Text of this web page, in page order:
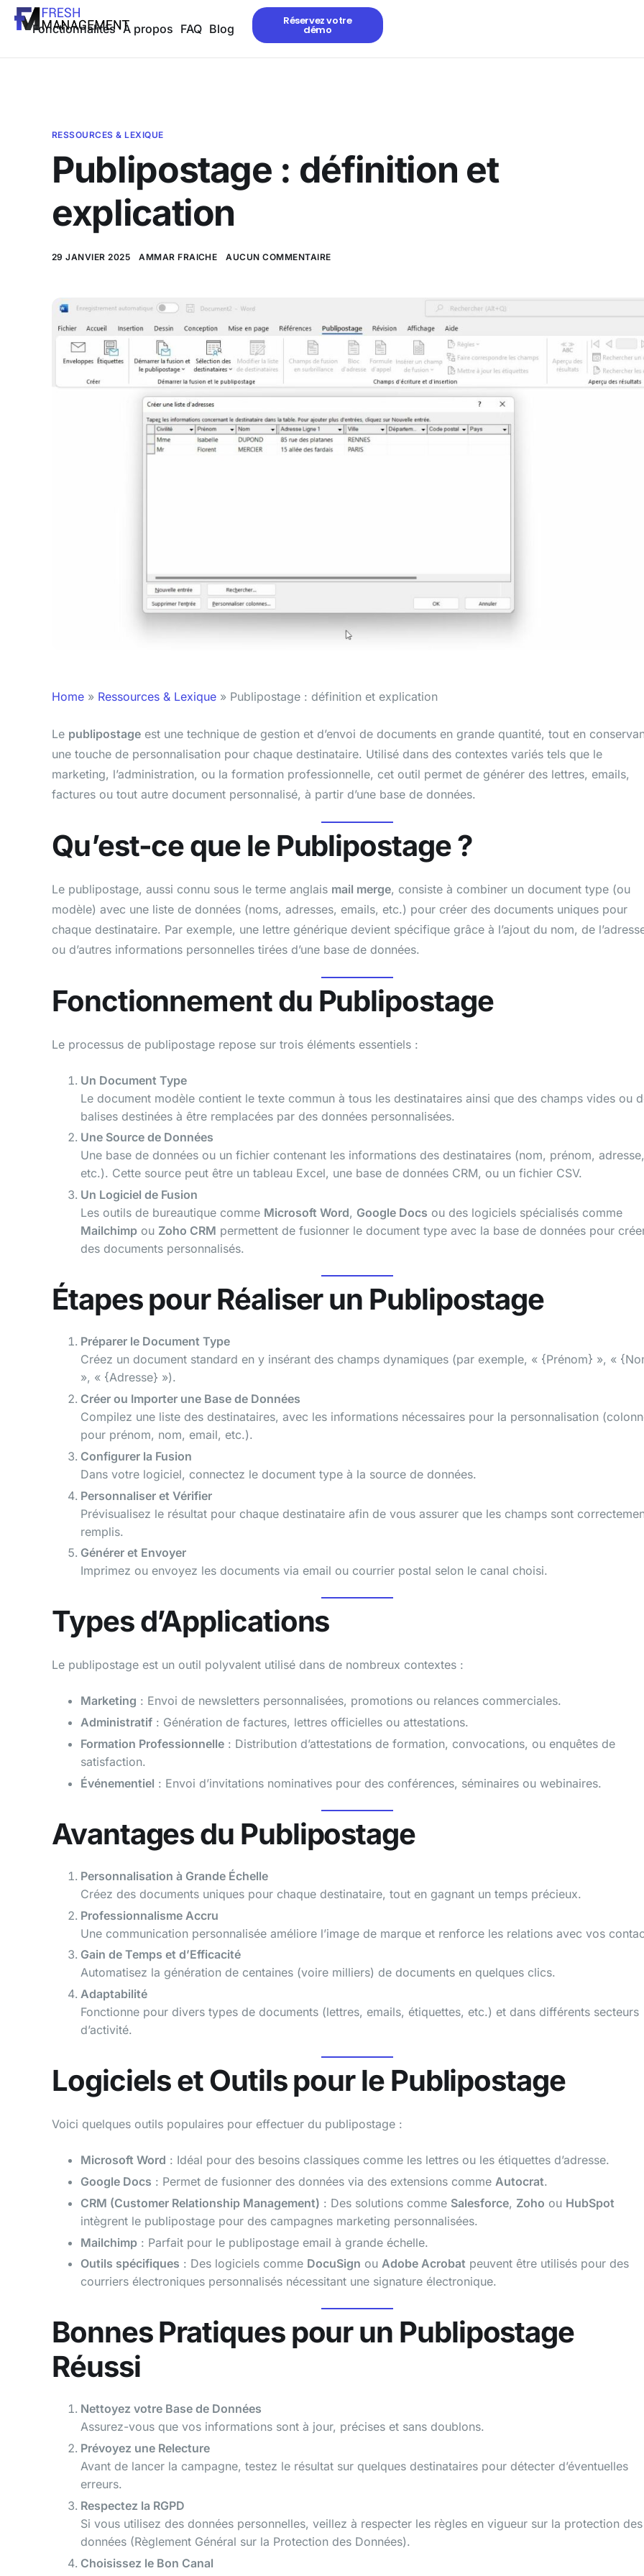
Fonctionnalités À propos FAQ Blog
Réservez votre
démo
RESSOURCES & LEXIQUE
Publipostage : définition et
explication
29 JANVIER 2025 AMMAR FRAICHE AUCUN COMMENTAIRE
Home » Ressources & Lexique » Publipostage : définition et explication
Le publipostage est une technique de gestion et d’envoi de documents en grande quantité, tout en
une touche de personnalisation pour chaque destinataire. Utilisé dans des contextes variés tels que le
marketing, l’administration, ou la formation professionnelle, cet outil permet de générer des lettres, emails,
factures ou tout autre document personnalisé, à partir d’une base de données.
Qu’est-ce que le Publipostage ?
Le publipostage, aussi connu sous le terme anglais mail merge, consiste à combiner un document type (ou
modèle) avec une liste de données (noms, adresses, emails, etc.) pour créer des documents uniques pour
chaque destinataire. Par exemple, une lettre générique devient spécifique grâce à l’ajout du nom, de
ou d’autres informations personnelles tirées d’une base de données.
Fonctionnement du Publipostage
Le processus de publipostage repose sur trois éléments essentiels :
Un Document Type
Le document modèle contient le texte commun à tous les destinataires ainsi que des champs vides ou
balises destinées à être remplacées par des données personnalisées.
Une Source de Données
Une base de données ou un fichier contenant les informations des destinataires (nom, prénom, adresse,
etc.). Cette source peut être un tableau Excel, une base de données CRM, ou un fichier CSV.
Un Logiciel de Fusion
Les outils de bureautique comme Microsoft Word, Google Docs ou des logiciels spécialisés comme
Mailchimp ou Zoho CRM permettent de fusionner le document type avec la base de données pour
des documents personnalisés.
Étapes pour Réaliser un Publipostage
Préparer le Document Type
Créez un document standard en y insérant des champs dynamiques (par exemple, « {Prénom} », «
», « {Adresse} »).
Créer ou Importer une Base de Données
Compilez une liste des destinataires, avec les informations nécessaires pour la personnalisation
pour prénom, nom, email, etc.).
Configurer la Fusion
Dans votre logiciel, connectez le document type à la source de données.
Personnaliser et Vérifier
Prévisualisez le résultat pour chaque destinataire afin de vous assurer que les champs sont
remplis.
Générer et Envoyer
Imprimez ou envoyez les documents via email ou courrier postal selon le canal choisi.
Types d’Applications
Le publipostage est un outil polyvalent utilisé dans de nombreux contextes :
Marketing : Envoi de newsletters personnalisées, promotions ou relances commerciales.
Administratif : Génération de factures, lettres officielles ou attestations.
Formation Professionnelle : Distribution d’attestations de formation, convocations, ou enquêtes de
satisfaction.
Événementiel : Envoi d’invitations nominatives pour des conférences, séminaires ou webinaires.
Avantages du Publipostage
Personnalisation à Grande Échelle
Créez des documents uniques pour chaque destinataire, tout en gagnant un temps précieux.
Professionnalisme Accru
Une communication personnalisée améliore l’image de marque et renforce les relations avec vos
Gain de Temps et d’Efficacité
Automatisez la génération de centaines (voire milliers) de documents en quelques clics.
Adaptabilité
Fonctionne pour divers types de documents (lettres, emails, étiquettes, etc.) et dans différents secteurs
d’activité.
Logiciels et Outils pour le Publipostage
Voici quelques outils populaires pour effectuer du publipostage :
Microsoft Word : Idéal pour des besoins classiques comme les lettres ou les étiquettes d’adresse.
Google Docs : Permet de fusionner des données via des extensions comme Autocrat.
CRM (Customer Relationship Management) : Des solutions comme Salesforce, Zoho ou HubSpot
intègrent le publipostage pour des campagnes marketing personnalisées.
Mailchimp : Parfait pour le publipostage email à grande échelle.
Outils spécifiques : Des logiciels comme DocuSign ou Adobe Acrobat peuvent être utilisés pour des
courriers électroniques personnalisés nécessitant une signature électronique.
Bonnes Pratiques pour un Publipostage
Réussi
Nettoyez votre Base de Données
Assurez-vous que vos informations sont à jour, précises et sans doublons.
Prévoyez une Relecture
Avant de lancer la campagne, testez le résultat sur quelques destinataires pour détecter d’éventuelles
erreurs.
Respectez la RGPD
Si vous utilisez des données personnelles, veillez à respecter les règles en vigueur sur la protection des
données (Règlement Général sur la Protection des Données).
Choisissez le Bon Canal